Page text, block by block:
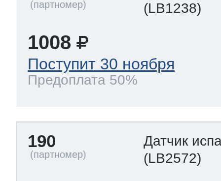
(LB1238)
1008
Поступит 30 ноября
Предоплата 50%
190
Датчик
(LB2572)